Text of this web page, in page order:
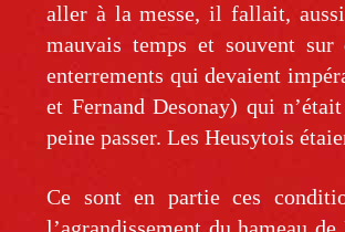
aller à la messe, il fallait,
mauvais temps et souvent
enterrements qui devaient
et Fernand Desonay) qui
peine passer. Les Heusytois
Ce sont en partie ces